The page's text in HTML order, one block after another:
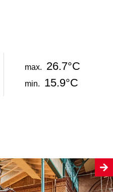
max. 26.7°C
min. 15.9°C